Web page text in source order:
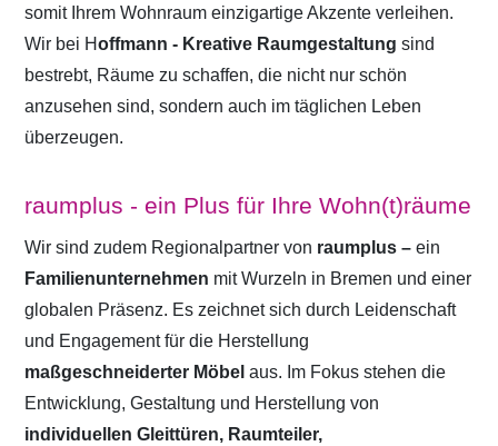
somit Ihrem Wohnraum einzigartige Akzente verleihen.
Wir bei Hoffmann - Kreative Raumgestaltung sind
bestrebt, Räume zu schaffen, die nicht nur schön
anzusehen sind, sondern auch im täglichen Leben
überzeugen.
raumplus - ein Plus für Ihre Wohn(t)räume
Wir sind zudem Regionalpartner von raumplus – ein
Familienunternehmen mit Wurzeln in Bremen und einer
globalen Präsenz. Es zeichnet sich durch Leidenschaft
und Engagement für die Herstellung
maßgeschneiderter Möbelaus. Im Fokus stehen die
Entwicklung, Gestaltung und Herstellung von
individuellen Gleittüren, Raumteiler,